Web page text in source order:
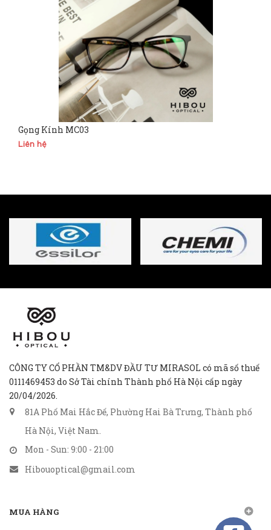
Gọng Kính MC03
Liên hệ
CÔNG TY CỔ PHẦN TM&DV ĐẦU TƯ MIRASOL có mã số thuế
0111469453 do Sở Tài chính Thành phố Hà Nội cấp ngày
20/04/2026.
81A Phố Mai Hắc Đế, Phường Hai Bà Trưng, Thành phố
Hà Nội, Việt Nam.
Mon - Sun: 9:00 - 21:00
Hibouoptical@gmail.com
MUA HÀNG